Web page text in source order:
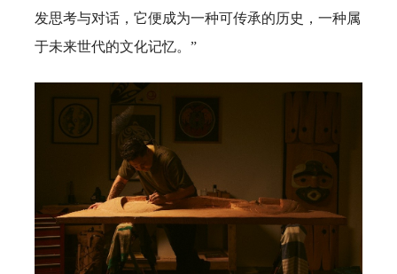
发思考与对话，它便成为一种可传承的历史，一种属
于未来世代的文化记忆。”